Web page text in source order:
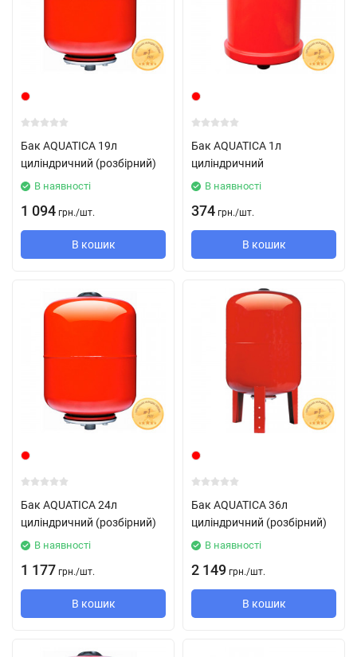
Бак AQUATICA 19л
циліндричний (розбірний)
В наявності
1 094 грн./шт.
В кошик
Бак AQUATICA 1л
циліндричний
В наявності
374 грн./шт.
В кошик
Бак AQUATICA 24л
циліндричний (розбірний)
В наявності
1 177 грн./шт.
В кошик
Бак AQUATICA 36л
циліндричний (розбірний)
В наявності
2 149 грн./шт.
В кошик